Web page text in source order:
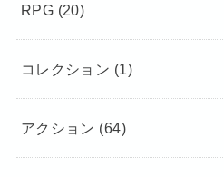
RPG (20)
コレクション (1)
アクション (64)